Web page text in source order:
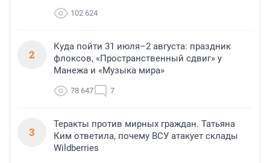
102 624
2
Куда пойти 31 июля–2 августа: праздник
флоксов, «Пространственный сдвиг» у
Манежа и «Музыка мира»
78 647 7
3
Теракты против мирных граждан. Татьяна
Ким ответила, почему ВСУ атакует склады
Wildberries